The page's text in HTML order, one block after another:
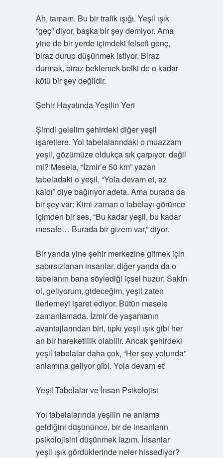
Ah, tamam. Bu bir trafik ışığı. Yeşil ışık
“geç” diyor, başka bir şey demiyor. Ama
yine de bir yerde içimdeki felsefi genç,
biraz durup düşünmek istiyor. Biraz
durmak, biraz beklemek belki de o kadar
kötü bir şey değildir.
Şehir Hayatında Yeşilin Yeri
Şimdi gelelim şehirdeki diğer yeşil
işaretlere. Yol tabelalarındaki o muazzam
yeşil, gözümüze oldukça sık çarpıyor, değil
mi? Mesela, “İzmir’e 50 km” yazan
tabeladaki o yeşil, “Yola devam et, az
kaldı” diye bağırıyor adeta. Ama burada da
bir şey var: Kimi zaman o tabelayı görünce
içimden bir ses, “Bu kadar yeşil, bu kadar
mesafe… Burada bir gizem var,” diyor.
Bir yanda yine şehir merkezine gitmek için
sabırsızlanan insanlar, diğer yanda da o
tabelanın bana söylediği içsel huzur: Sakin
ol, geliyorum, gideceğim, yeşil zaten
ilerlemeyi işaret ediyor. Bütün mesele
zamanlamada. İzmir’de yaşamanın
avantajlarından biri, tıpkı yeşil ışık gibi her
an bir hareketlilik olabilir. Ancak şehirdeki
yeşil tabelalar daha çok, “Her şey yolunda”
anlamına geliyor gibi. Yola devam et!
Yeşil Tabelalar ve İnsan Psikolojisi
Yol tabelalarında yeşilin ne anlama
geldiğini düşününce, bir de insanların
psikolojisini düşünmek lazım. İnsanlar
yeşil ışık gördüklerinde neler hissediyor?